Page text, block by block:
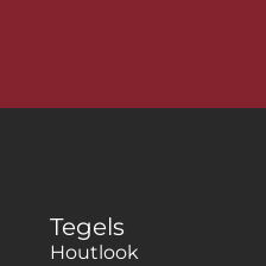
Tegels
Houtlook